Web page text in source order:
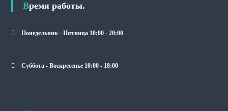
Время работы.
Понедельник - Пятница 10:00 - 20:00
Суббота - Воскресенье 10:00 - 18:00